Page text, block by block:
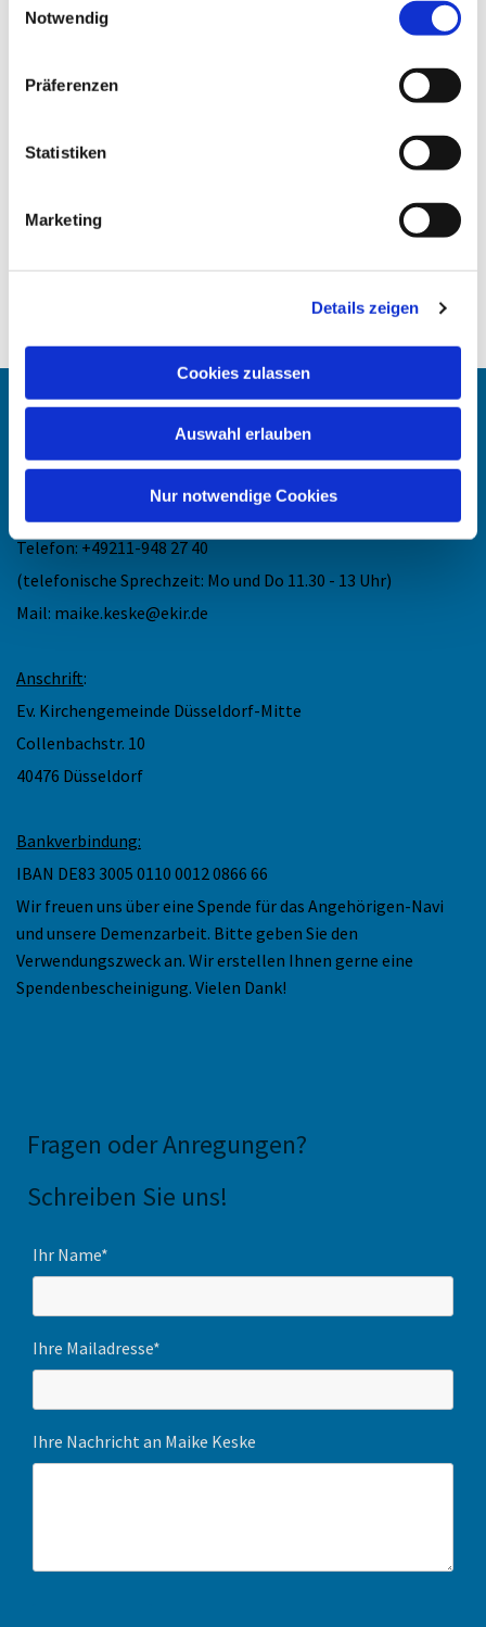
Notwendig
Präferenzen
Statistiken
Marketing
Details zeigen
Cookies zulassen
Auswahl erlauben
Nur notwendige Cookies
Angehörigen-Navi
Maike Keske
Telefon: +49211-948 27 40
(telefonische Sprechzeit: Mo und Do 11.30 - 13 Uhr)
Mail: maike.keske@ekir.de
Anschrift:
Ev. Kirchengemeinde Düsseldorf-Mitte
Collenbachstr. 10
40476 Düsseldorf
Bankverbindung:
IBAN DE83 3005 0110 0012 0866 66
Wir freuen uns über eine Spende für das Angehörigen-Navi
und unsere Demenzarbeit. Bitte geben Sie den
Verwendungszweck an. Wir erstellen Ihnen gerne eine
Spendenbescheinigung. Vielen Dank!
Fragen oder Anregungen?
Schreiben Sie uns!
Ihr Name*
Ihre Mailadresse*
Ihre Nachricht an Maike Keske